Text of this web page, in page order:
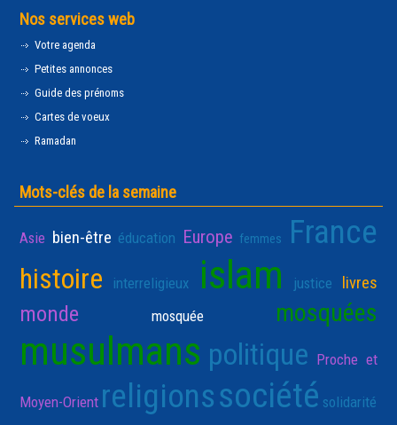
Nos services web
Votre agenda
Petites annonces
Guide des prénoms
Cartes de voeux
Ramadan
Mots-clés de la semaine
Asie bien-être éducation Europe femmes France
histoire interreligieux islam justice livres
monde mosquée mosquées
musulmans politique Proche et
Moyen-Orient religionssociété solidarité